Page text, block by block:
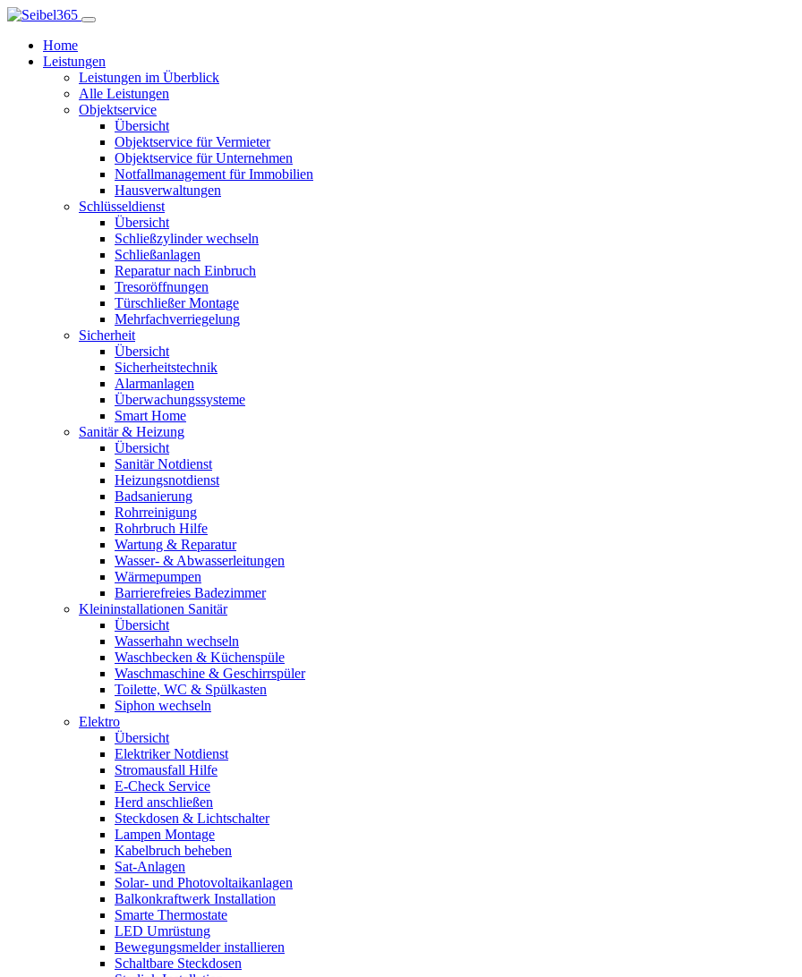
Home
Leistungen
Leistungen im Überblick
Alle Leistungen
Objektservice
Übersicht
Objektservice für Vermieter
Objektservice für Unternehmen
Notfallmanagement für Immobilien
Hausverwaltungen
Schlüsseldienst
Übersicht
Schließzylinder wechseln
Schließanlagen
Reparatur nach Einbruch
Tresoröffnungen
Türschließer Montage
Mehrfachverriegelung
Sicherheit
Übersicht
Sicherheitstechnik
Alarmanlagen
Überwachungssysteme
Smart Home
Sanitär & Heizung
Übersicht
Sanitär Notdienst
Heizungsnotdienst
Badsanierung
Rohrreinigung
Rohrbruch Hilfe
Wartung & Reparatur
Wasser- & Abwasserleitungen
Wärmepumpen
Barrierefreies Badezimmer
Kleininstallationen Sanitär
Übersicht
Wasserhahn wechseln
Waschbecken & Küchenspüle
Waschmaschine & Geschirrspüler
Toilette, WC & Spülkasten
Siphon wechseln
Elektro
Übersicht
Elektriker Notdienst
Stromausfall Hilfe
E-Check Service
Herd anschließen
Steckdosen & Lichtschalter
Lampen Montage
Kabelbruch beheben
Sat-Anlagen
Solar- und Photovoltaikanlagen
Balkonkraftwerk Installation
Smarte Thermostate
LED Umrüstung
Bewegungsmelder installieren
Schaltbare Steckdosen